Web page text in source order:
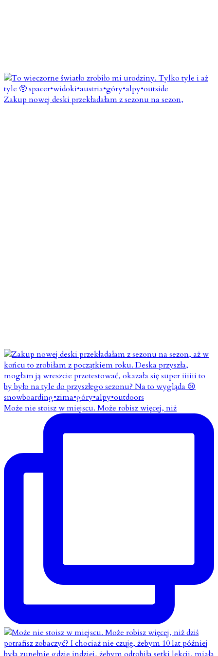
Zakup nowej deski przekładałam z sezonu na sezon,
Może nie stoisz w miejscu. Może robisz więcej, niż